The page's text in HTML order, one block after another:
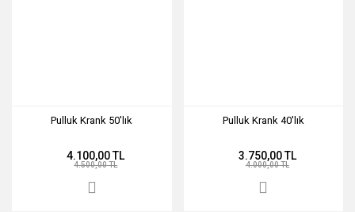
Pulluk Krank 50'lık
4.100,00 TL
4.500,00 TL
Pulluk Krank 40'lık
3.750,00 TL
4.000,00 TL